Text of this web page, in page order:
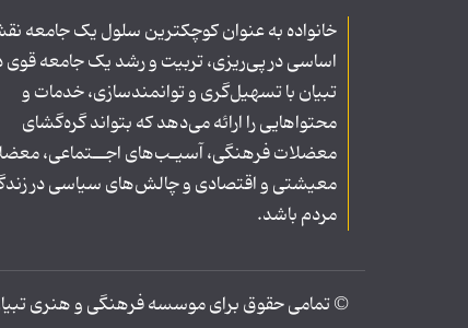
خانواده به عنوان کوچکترین سلول یک جامعه
اساسی در پی‌ریزی، تربیت و رشد یک جامعه قوی
تبیان با تسهیل‌گری و توانمندسازی، خدمات و
محتواهایی را ارائه می‌دهد که بتواند گره‌گشای
معضلات فرهنگی، آسیـب‌های اجــتماعی،
معیشتی و اقتصادی و چالش‌های سیاسی در
مردم باشد.
© تمامی حقوق برای موسسه فرهنگی و هنری